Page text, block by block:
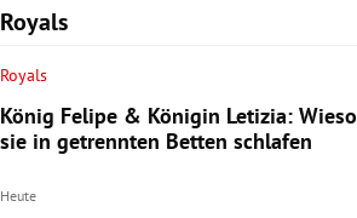
Royals
Royals
König Felipe & Königin Letizia: Wieso
sie in getrennten Betten schlafen
Heute